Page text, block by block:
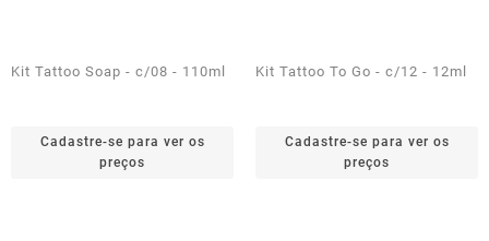
Kit Tattoo Soap - c/08 - 110ml
Cadastre-se para ver os
preços
Kit Tattoo To Go - c/12 - 12ml
Cadastre-se para ver os
preços